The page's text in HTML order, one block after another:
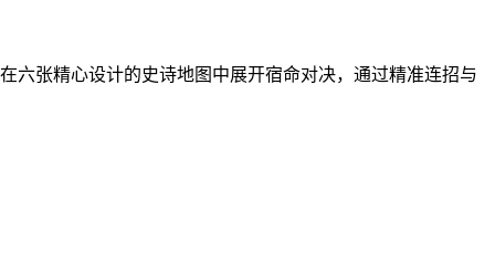
六张精心设计的史诗地图中展开宿命对决，通过精准连招与